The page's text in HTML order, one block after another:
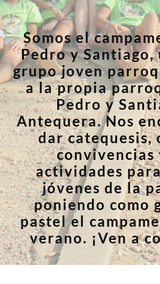
Somos el
Pedro y Santiago,
grupo joven
a la propia
Pedro y
Antequera. Nos
dar catequesis,
convivencias
actividades
jóvenes de la
poniendo como
pastel el
verano. ¡Ven a